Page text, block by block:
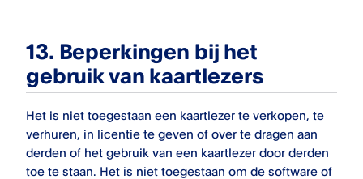
13. Beperkingen bij het
gebruik van kaartlezers
Het is niet toegestaan een kaartlezer te verkopen, te
verhuren, in licentie te geven of over te dragen aan
derden of het gebruik van een kaartlezer door derden
toe te staan. Het is niet toegestaan om de software of